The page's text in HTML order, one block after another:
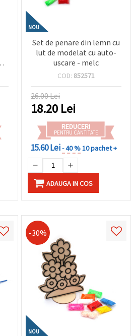
NOU
Set de penare din lemn cu
lut de modelat cu auto-
uscare - melc
COD: 852571
26.00 Lei
18.20 Lei
REDUCERI
PENTRU CANTITATE
15.60 Lei- 40 %10 pachet +
ADAUGA IN COS
-30%
NOU